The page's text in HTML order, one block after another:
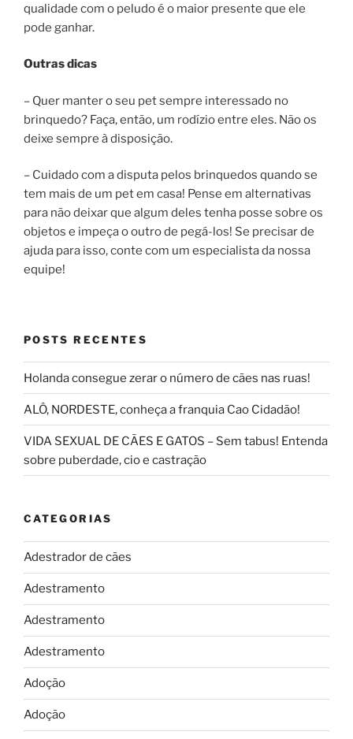
qualidade com o peludo é o maior presente que ele
pode ganhar.
Outras dicas
– Quer manter o seu pet sempre interessado no
brinquedo? Faça, então, um rodízio entre eles. Não os
deixe sempre à disposição.
– Cuidado com a disputa pelos brinquedos quando se
tem mais de um pet em casa! Pense em alternativas
para não deixar que algum deles tenha posse sobre os
objetos e impeça o outro de pegá-los! Se precisar de
ajuda para isso, conte com um especialista da nossa
equipe!
POSTS RECENTES
Holanda consegue zerar o número de cães nas ruas!
ALÔ, NORDESTE, conheça a franquia Cao Cidadão!
VIDA SEXUAL DE CÃES E GATOS – Sem tabus! Entenda
sobre puberdade, cio e castração
CATEGORIAS
Adestrador de cães
Adestramento
Adestramento
Adestramento
Adoção
Adoção